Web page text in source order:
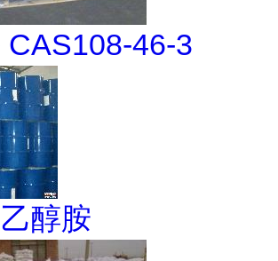
CAS108-46-3
醇胺